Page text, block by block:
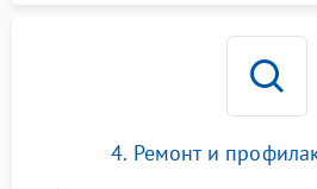
4. Ремонт и